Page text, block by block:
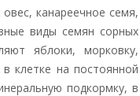
канареечное семя,
виды семян сорных
яблоки, морковку,
клетке на постоянной
подкормку, в